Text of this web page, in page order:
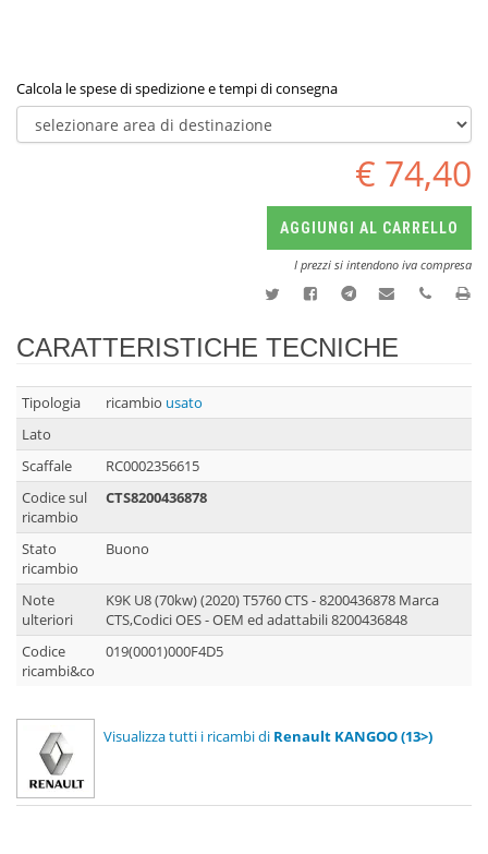
Calcola le spese di spedizione e tempi di consegna
€ 74,40
AGGIUNGI AL CARRELLO
I prezzi si intendono iva compresa
CARATTERISTICHE TECNICHE
Tipologia ricambio usato
Lato
Scaffale
RC0002356615
Codice sul
ricambio
CTS8200436878
Stato
ricambio
Buono
Note
ulteriori
K9K U8 (70kw) (2020) T5760 CTS - 8200436878 Marca
CTS,Codici OES - OEM ed adattabili 8200436848
Codice
ricambi&co
019(0001)000F4D5
Visualizza tutti i ricambi di Renault KANGOO (13>)